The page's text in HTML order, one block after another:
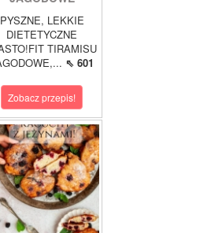
PYSZNE, LEKKIE
DIETETYCZNE
TIRAMISU
⇖ 601
Zobacz przepis!